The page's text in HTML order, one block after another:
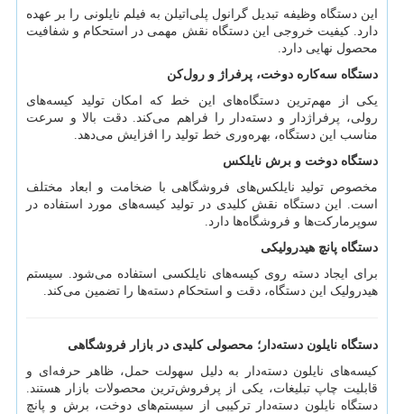
این دستگاه وظیفه تبدیل گرانول پلی‌اتیلن به فیلم نایلونی را بر عهده
دارد. کیفیت خروجی این دستگاه نقش مهمی در استحکام و شفافیت
محصول نهایی دارد.
دستگاه سه‌کاره دوخت، پرفراژ و رول‌کن
یکی از مهم‌ترین دستگاه‌های این خط که امکان تولید کیسه‌های
رولی، پرفراژدار و دسته‌دار را فراهم می‌کند. دقت بالا و سرعت
مناسب این دستگاه، بهره‌وری خط تولید را افزایش می‌دهد.
دستگاه دوخت و برش نایلکس
مخصوص تولید نایلکس‌های فروشگاهی با ضخامت و ابعاد مختلف
است. این دستگاه نقش کلیدی در تولید کیسه‌های مورد استفاده در
سوپرمارکت‌ها و فروشگاه‌ها دارد.
دستگاه پانچ هیدرولیکی
برای ایجاد دسته روی کیسه‌های نایلکسی استفاده می‌شود. سیستم
هیدرولیک این دستگاه، دقت و استحکام دسته‌ها را تضمین می‌کند.
دستگاه نایلون دسته‌دار؛ محصولی کلیدی در بازار فروشگاهی
کیسه‌های نایلون دسته‌دار به دلیل سهولت حمل، ظاهر حرفه‌ای و
قابلیت چاپ تبلیغات، یکی از پرفروش‌ترین محصولات بازار هستند.
دستگاه نایلون دسته‌دار ترکیبی از سیستم‌های دوخت، برش و پانچ